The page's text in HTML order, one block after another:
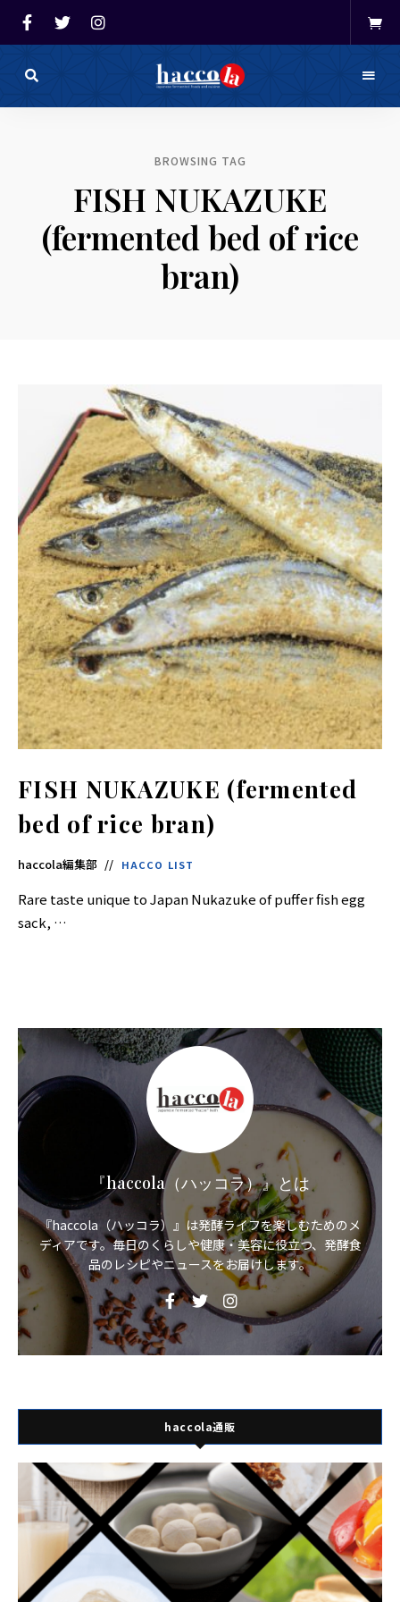
発酵ライ
フを楽し
む「ハッ
コラ」
発
ラ
イ
フ
を
楽
し
む
め
酵
食
品
の
レ
シ
ピ
や
ニ
ュ
ー
ス
を
お
届
け
し
ま
す。
日
本
と
ア
ジ
ア
の
発
酵
食
を
世
界
に
も
知
て
も
あ
り
ま
す。
BROWSING TAG
FISH NUKAZUKE
(fermented bed of rice
bran)
FISH NUKAZUKE (fermented
bed of rice bran)
haccola編集部 HACCO LIST
Rare taste unique to Japan Nukazuke of puffer fish egg
sack, …
『haccola（ハッコラ）』とは
『haccola（ハッコラ）』は発酵ライフを楽しむためのメ
ディアです。毎日のくらしや健康・美容に役立つ、発酵食
品のレシピやニュースをお届けします。
haccola通販